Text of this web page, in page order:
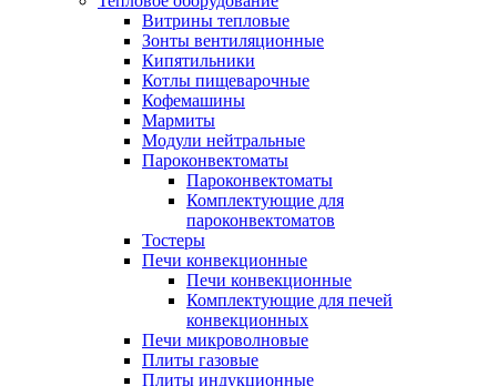
Витрины тепловые
Зонты вентиляционные
Кипятильники
Котлы пищеварочные
Кофемашины
Мармиты
Модули нейтральные
Пароконвектоматы
Пароконвектоматы
Комплектующие для
пароконвектоматов
Тостеры
Печи конвекционные
Печи конвекционные
Комплектующие для печей
конвекционных
Печи микроволновые
Плиты газовые
Плиты индукционные